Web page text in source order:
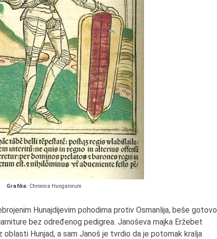
Grafika:Chronica Hungarorum
Hunajdijevim pohodima protiv Osmanlija, beše gotovo
bez određenog pedigrea. Janoševa majka Eržebet
Hunjad, a sam Janoš je tvrdio da je potomak kralja